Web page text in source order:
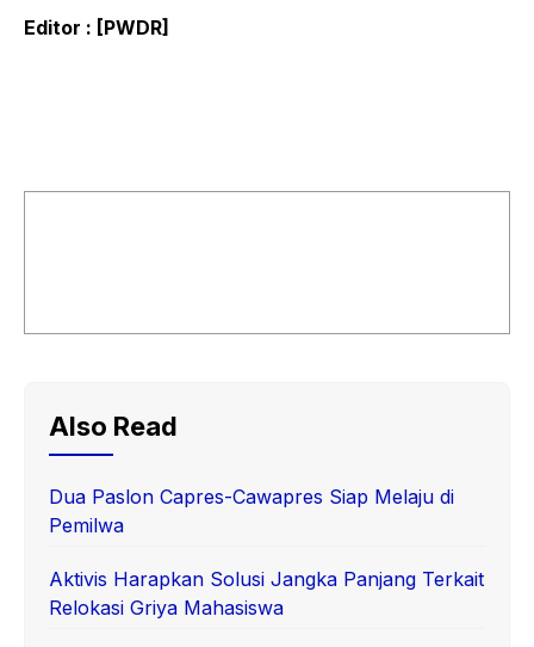
Editor : [PWDR]
Also Read
Dua Paslon Capres-Cawapres Siap Melaju di
Pemilwa
Aktivis Harapkan Solusi Jangka Panjang Terkait
Relokasi Griya Mahasiswa